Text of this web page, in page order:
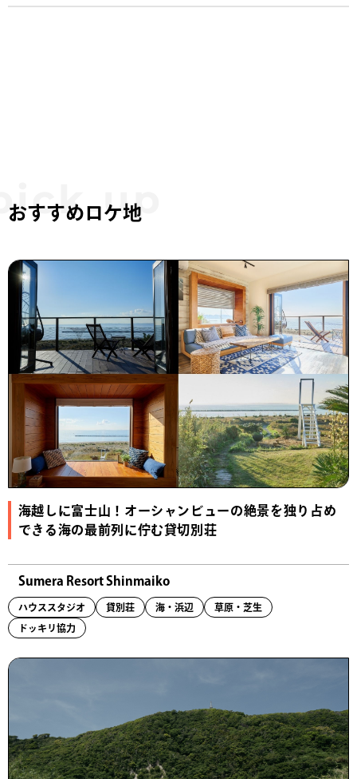
おすすめロケ地
海越しに富士山！オーシャンビューの絶景を独り占め
できる海の最前列に佇む貸切別荘
Sumera Resort Shinmaiko
ハウススタジオ 貸別荘 海・浜辺 草原・芝生
ドッキリ協力